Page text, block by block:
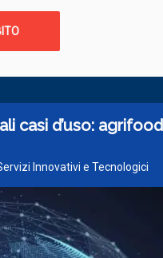
casi d’uso:
Innovativi e Tecnologici